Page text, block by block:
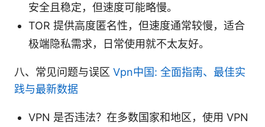
安全且稳定，但速度可能略慢。
TOR 提供高度匿名性，但速度通常较慢，适合
极端隐私需求，日常使用就不太友好。
八、常见问题与误区 Vpn中国: 全面指南、最佳实
践与最新数据
VPN 是否违法？在多数国家和地区，使用 VPN